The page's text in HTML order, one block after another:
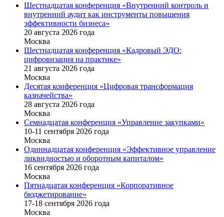
Шестнадцатая конференция «Внутренний контроль и
внутренний аудит как инструменты повышения
эффективности бизнеса»
20 августа 2026 года
Москва
Шестнадцатая конференция «Кадровый ЭДО:
цифровизация на практике»
21 августа 2026 года
Москва
Десятая конференция «Цифровая трансформация
казначейства»
28 августа 2026 года
Москва
Семнадцатая конференция «Управление закупками»
10-11 сентября 2026 года
Москва
Одиннадцатая конференция «Эффективное управление
ликвидностью и оборотным капиталом»
16 cентября 2026 года
Москва
Пятнадцатая конференция «Корпоративное
бюджетирование»
17-18 сентября 2026 года
Москва